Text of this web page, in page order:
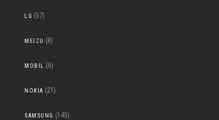
LG (57)
MEIZU (8)
MOBIL (6)
NOKIA (21)
SAMSUNG (145)